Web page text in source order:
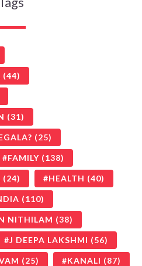
(44)
(31)
(25)
FAMILY (138)
(24) HEALTH (40)
(110)
NITHILAM (38)
J DEEPA LAKSHMI (56)
(25) KANALI (87)